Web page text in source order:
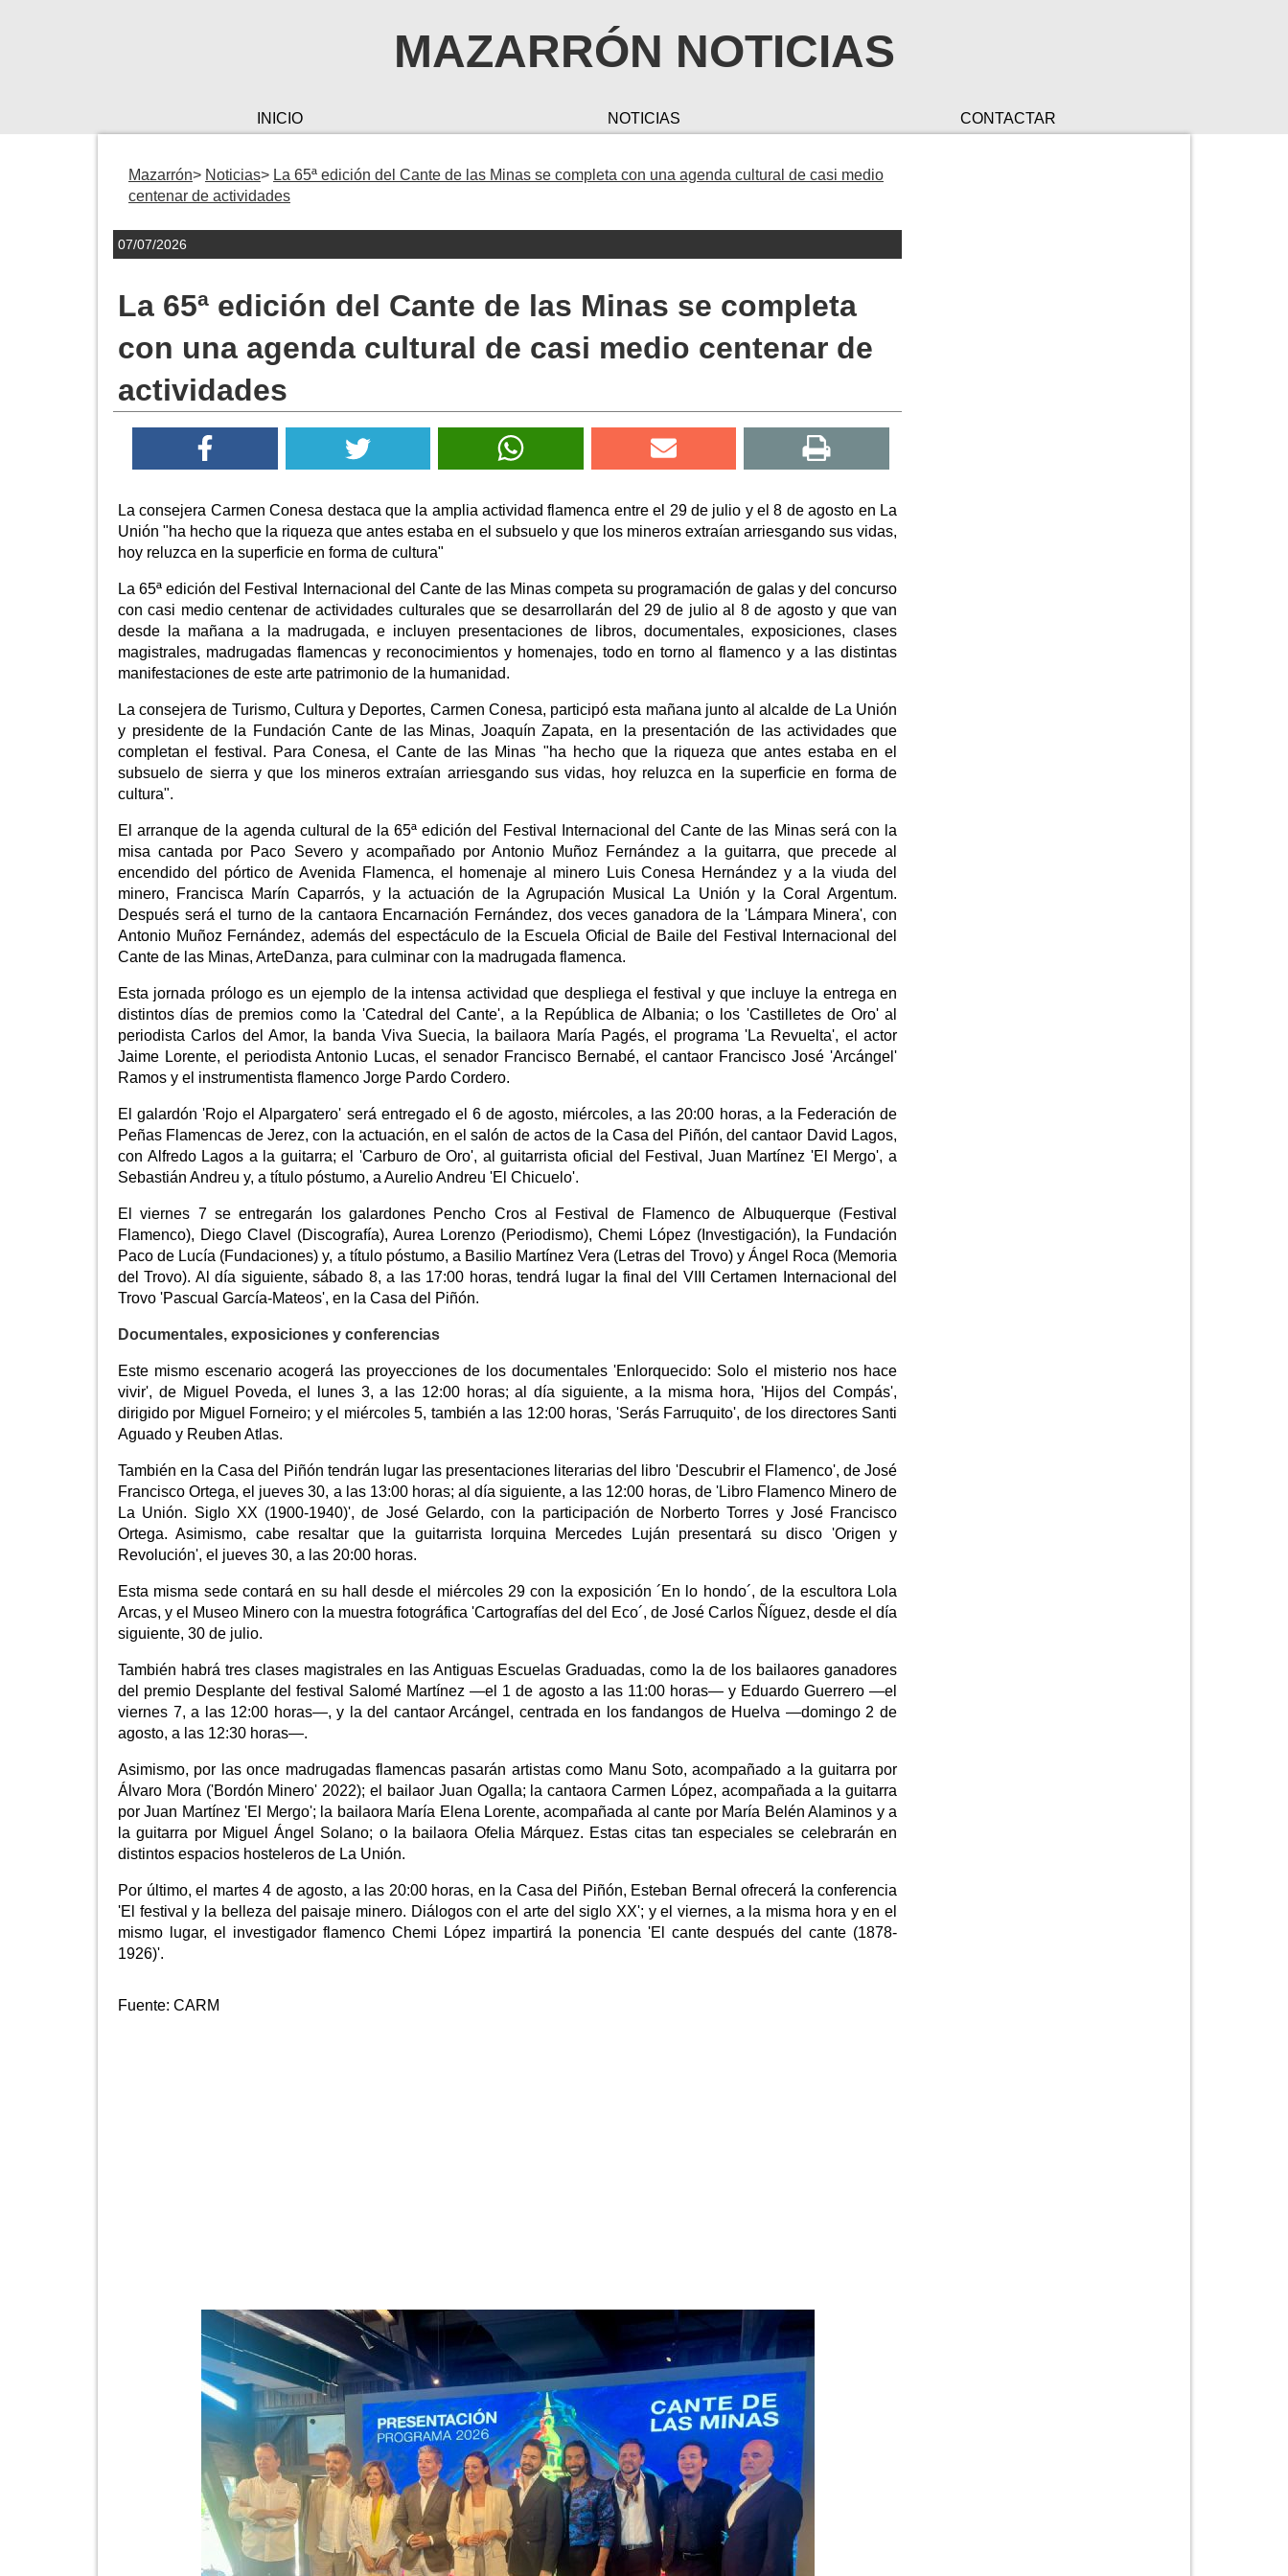
MAZARRÓN NOTICIAS
INICIO NOTICIAS CONTACTAR
Mazarrón Noticias
La 65ª edición del Cante de las Minas se completa con una agenda cultural de casi medio
centenar de actividades
07/07/2026
La 65ª edición del Cante de las Minas se completa
con una agenda cultural de casi medio centenar de
actividades
La consejera Carmen Conesa destaca que la amplia actividad flamenca entre el 29 de julio y el 8 de agosto en La
Unión "ha hecho que la riqueza que antes estaba en el subsuelo y que los mineros extraían arriesgando sus vidas,
hoy reluzca en la superficie en forma de cultura"
La 65ª edición del Festival Internacional del Cante de las Minas competa su programación de galas y del concurso
con casi medio centenar de actividades culturales que se desarrollarán del 29 de julio al 8 de agosto y que van
desde la mañana a la madrugada, e incluyen presentaciones de libros, documentales, exposiciones, clases
magistrales, madrugadas flamencas y reconocimientos y homenajes, todo en torno al flamenco y a las distintas
manifestaciones de este arte patrimonio de la humanidad.
La consejera de Turismo, Cultura y Deportes, Carmen Conesa, participó esta mañana junto al alcalde de La Unión
y presidente de la Fundación Cante de las Minas, Joaquín Zapata, en la presentación de las actividades que
completan el festival. Para Conesa, el Cante de las Minas "ha hecho que la riqueza que antes estaba en el
subsuelo de sierra y que los mineros extraían arriesgando sus vidas, hoy reluzca en la superficie en forma de
cultura".
El arranque de la agenda cultural de la 65ª edición del Festival Internacional del Cante de las Minas será con la
misa cantada por Paco Severo y acompañado por Antonio Muñoz Fernández a la guitarra, que precede al
encendido del pórtico de Avenida Flamenca, el homenaje al minero Luis Conesa Hernández y a la viuda del
minero, Francisca Marín Caparrós, y la actuación de la Agrupación Musical La Unión y la Coral Argentum.
Después será el turno de la cantaora Encarnación Fernández, dos veces ganadora de la 'Lámpara Minera', con
Antonio Muñoz Fernández, además del espectáculo de la Escuela Oficial de Baile del Festival Internacional del
Cante de las Minas, ArteDanza, para culminar con la madrugada flamenca.
Esta jornada prólogo es un ejemplo de la intensa actividad que despliega el festival y que incluye la entrega en
distintos días de premios como la 'Catedral del Cante', a la República de Albania; o los 'Castilletes de Oro' al
periodista Carlos del Amor, la banda Viva Suecia, la bailaora María Pagés, el programa 'La Revuelta', el actor
Jaime Lorente, el periodista Antonio Lucas, el senador Francisco Bernabé, el cantaor Francisco José 'Arcángel'
Ramos y el instrumentista flamenco Jorge Pardo Cordero.
El galardón 'Rojo el Alpargatero' será entregado el 6 de agosto, miércoles, a las 20:00 horas, a la Federación de
Peñas Flamencas de Jerez, con la actuación, en el salón de actos de la Casa del Piñón, del cantaor David Lagos,
con Alfredo Lagos a la guitarra; el 'Carburo de Oro', al guitarrista oficial del Festival, Juan Martínez 'El Mergo', a
Sebastián Andreu y, a título póstumo, a Aurelio Andreu 'El Chicuelo'.
El viernes 7 se entregarán los galardones Pencho Cros al Festival de Flamenco de Albuquerque (Festival
Flamenco), Diego Clavel (Discografía), Aurea Lorenzo (Periodismo), Chemi López (Investigación), la Fundación
Paco de Lucía (Fundaciones) y, a título póstumo, a Basilio Martínez Vera (Letras del Trovo) y Ángel Roca (Memoria
del Trovo). Al día siguiente, sábado 8, a las 17:00 horas, tendrá lugar la final del VIII Certamen Internacional del
Trovo 'Pascual García-Mateos', en la Casa del Piñón.
Documentales, exposiciones y conferencias
Este mismo escenario acogerá las proyecciones de los documentales 'Enlorquecido: Solo el misterio nos hace
vivir', de Miguel Poveda, el lunes 3, a las 12:00 horas; al día siguiente, a la misma hora, 'Hijos del Compás',
dirigido por Miguel Forneiro; y el miércoles 5, también a las 12:00 horas, 'Serás Farruquito', de los directores Santi
Aguado y Reuben Atlas.
También en la Casa del Piñón tendrán lugar las presentaciones literarias del libro 'Descubrir el Flamenco', de José
Francisco Ortega, el jueves 30, a las 13:00 horas; al día siguiente, a las 12:00 horas, de 'Libro Flamenco Minero de
La Unión. Siglo XX (1900-1940)', de José Gelardo, con la participación de Norberto Torres y José Francisco
Ortega. Asimismo, cabe resaltar que la guitarrista lorquina Mercedes Luján presentará su disco 'Origen y
Revolución', el jueves 30, a las 20:00 horas.
Esta misma sede contará en su hall desde el miércoles 29 con la exposición ´En lo hondo´, de la escultora Lola
Arcas, y el Museo Minero con la muestra fotográfica 'Cartografías del del Eco´, de José Carlos Ñíguez, desde el día
siguiente, 30 de julio.
También habrá tres clases magistrales en las Antiguas Escuelas Graduadas, como la de los bailaores ganadores
del premio Desplante del festival Salomé Martínez —el 1 de agosto a las 11:00 horas— y Eduardo Guerrero —el
viernes 7, a las 12:00 horas—, y la del cantaor Arcángel, centrada en los fandangos de Huelva —domingo 2 de
agosto, a las 12:30 horas—.
Asimismo, por las once madrugadas flamencas pasarán artistas como Manu Soto, acompañado a la guitarra por
Álvaro Mora ('Bordón Minero' 2022); el bailaor Juan Ogalla; la cantaora Carmen López, acompañada a la guitarra
por Juan Martínez 'El Mergo'; la bailaora María Elena Lorente, acompañada al cante por María Belén Alaminos y a
la guitarra por Miguel Ángel Solano; o la bailaora Ofelia Márquez. Estas citas tan especiales se celebrarán en
distintos espacios hosteleros de La Unión.
Por último, el martes 4 de agosto, a las 20:00 horas, en la Casa del Piñón, Esteban Bernal ofrecerá la conferencia
'El festival y la belleza del paisaje minero. Diálogos con el arte del siglo XX'; y el viernes, a la misma hora y en el
mismo lugar, el investigador flamenco Chemi López impartirá la ponencia 'El cante después del cante (1878-
1926)'.
Fuente: CARM